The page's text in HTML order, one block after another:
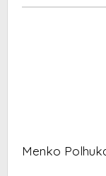
Menko